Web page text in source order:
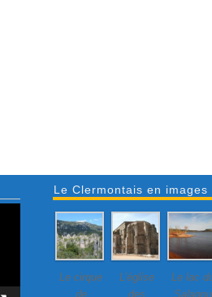
Le Clermontais en images
Le cirque
de
L’église
des
Le lac
Salagou